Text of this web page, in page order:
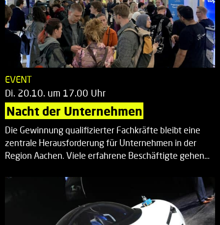
EVENT
Di. 20.10. um 17.00 Uhr
Nacht der Unternehmen
Die Gewinnung qualifizierter Fachkräfte bleibt eine
zentrale Herausforderung für Unternehmen in der
Region Aachen. Viele erfahrene Beschäftigte gehen…